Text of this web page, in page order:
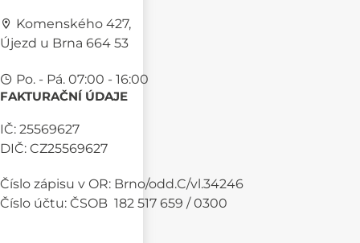
Komenského 427,
Újezd u Brna 664 53
Po. - Pá. 07:00 - 16:00
FAKTURAČNÍ ÚDAJE
IČ: 25569627
DIČ: CZ25569627
Číslo zápisu v OR: Brno/odd.C/vl.34246
Číslo účtu: ČSOB 182 517 659 / 0300